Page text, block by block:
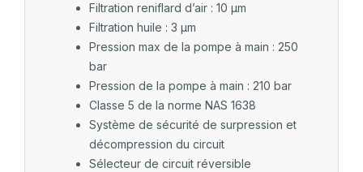
Filtration reniflard d’air : 10 µm
Filtration huile : 3 µm
Pression max de la pompe à main : 250
bar
Pression de la pompe à main : 210 bar
Classe 5 de la norme NAS 1638
Système de sécurité de surpression et
décompression du circuit
Sélecteur de circuit réversible